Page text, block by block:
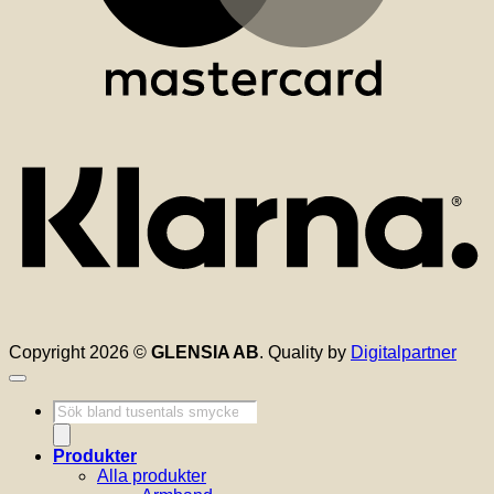
Copyright 2026 © GLENSIA AB. Quality by Digitalpartner
Produktsökning
Produkter
Alla produkter